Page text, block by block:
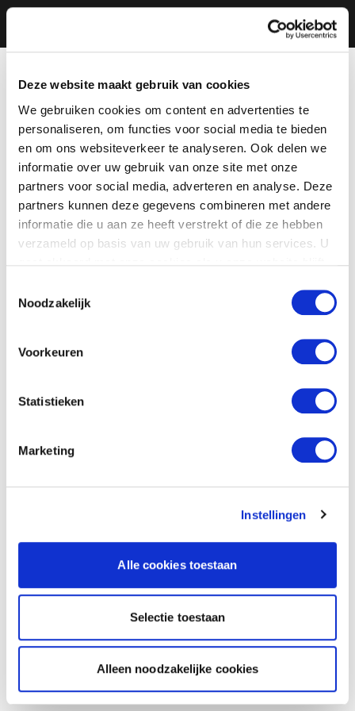
Deze website maakt gebruik van cookies
We gebruiken cookies om content en advertenties te
personaliseren, om functies voor social media te bieden
en om ons websiteverkeer te analyseren. Ook delen we
informatie over uw gebruik van onze site met onze
partners voor social media, adverteren en analyse. Deze
partners kunnen deze gegevens combineren met andere
informatie die u aan ze heeft verstrekt of die ze hebben
verzameld op basis van uw gebruik van hun services. U
Noodzakelijk
Voorkeuren
Statistieken
Marketing
Instellingen
Alle cookies toestaan
Selectie toestaan
Alleen noodzakelijke cookies